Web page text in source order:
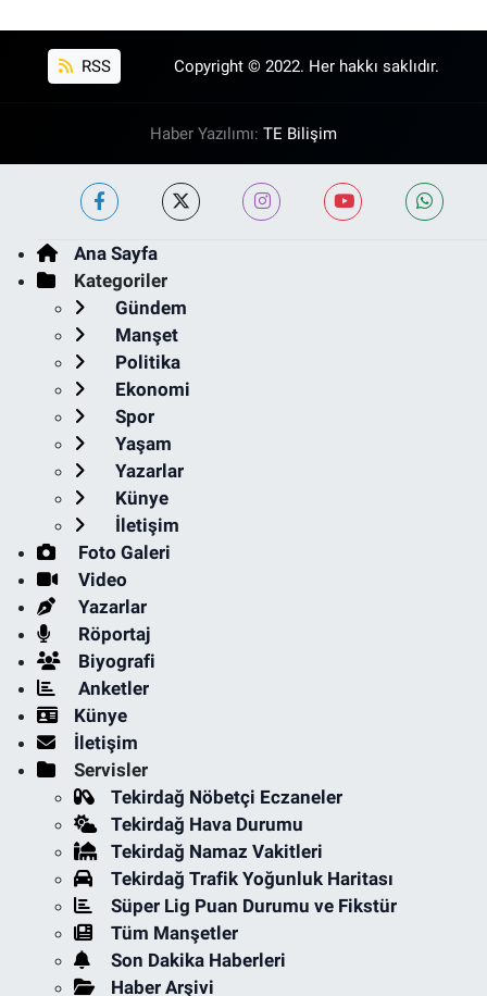
RSS Copyright © 2022. Her hakkı saklıdır.
Haber Yazılımı: TE Bilişim
Ana Sayfa
Kategoriler
Gündem
Manşet
Politika
Ekonomi
Spor
Yaşam
Yazarlar
Künye
İletişim
Foto Galeri
Video
Yazarlar
Röportaj
Biyografi
Anketler
Künye
İletişim
Servisler
Tekirdağ Nöbetçi Eczaneler
Tekirdağ Hava Durumu
Tekirdağ Namaz Vakitleri
Tekirdağ Trafik Yoğunluk Haritası
Süper Lig Puan Durumu ve Fikstür
Tüm Manşetler
Son Dakika Haberleri
Haber Arşivi